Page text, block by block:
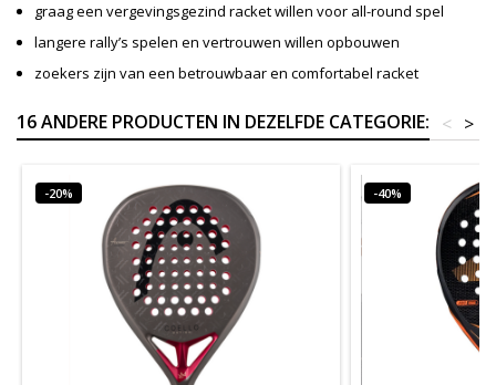
graag een vergevingsgezind racket willen voor all-round spel
langere rally’s spelen en vertrouwen willen opbouwen
zoekers zijn van een betrouwbaar en comfortabel racket
16 ANDERE PRODUCTEN IN DEZELFDE CATEGORIE: >
<
-20% -40%